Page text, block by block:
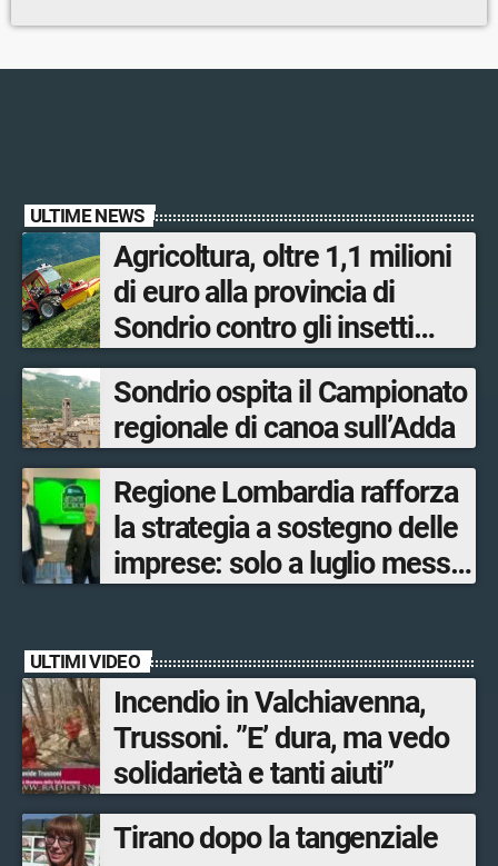
ULTIME NEWS
Agricoltura, oltre 1,1 milioni
di euro alla provincia di
Sondrio contro gli insetti
nocivi
Sondrio ospita il Campionato
regionale di canoa sull’Adda
Regione Lombardia rafforza
la strategia a sostegno delle
imprese: solo a luglio messe
ULTIMI VIDEO
Incendio in Valchiavenna,
Trussoni. ”E’ dura, ma vedo
solidarietà e tanti aiuti”
Tirano dopo la tangenziale